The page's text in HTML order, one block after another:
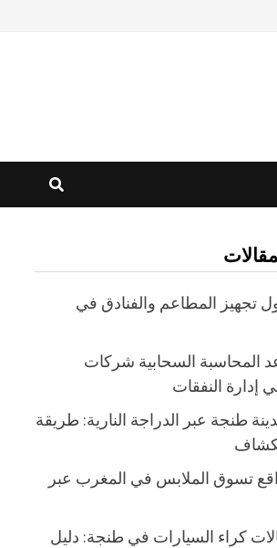
تجهيز المطاعم والفنادق في
المحاسبة السحابية شركات
إدارة النفقات
طنجة عبر الدراجة النارية: طريقة
تسوق الملابس في المغرب عبر
كراء السيارات في طنجة: دليل